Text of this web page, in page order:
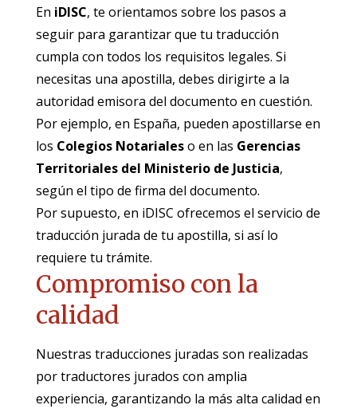
En iDISC, te orientamos sobre los pasos a
seguir para garantizar que tu traducción
cumpla con todos los requisitos legales. Si
necesitas una apostilla, debes dirigirte a la
autoridad emisora del documento en cuestión.
Por ejemplo, en España, pueden apostillarse en
los Colegios Notarialeso en las Gerencias
Territoriales del Ministerio de Justicia,
según el tipo de firma del documento.
Por supuesto, en iDISC ofrecemos el servicio de
traducción jurada de tu apostilla, si así lo
requiere tu trámite.
Compromiso con la
calidad
Nuestras traducciones juradas son realizadas
por traductores jurados con amplia
experiencia, garantizando la más alta calidad en